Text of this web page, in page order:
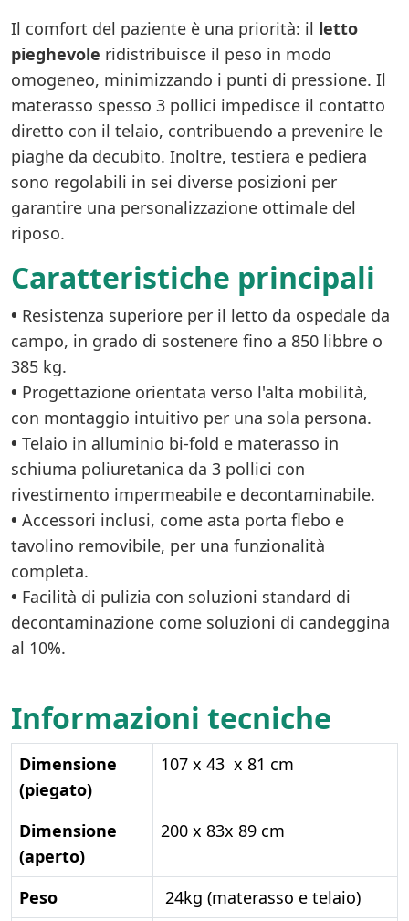
Il comfort del paziente è una priorità: il letto
pieghevole ridistribuisce il peso in modo
omogeneo, minimizzando i punti di pressione. Il
materasso spesso 3 pollici impedisce il contatto
diretto con il telaio, contribuendo a prevenire le
piaghe da decubito. Inoltre, testiera e pediera
sono regolabili in sei diverse posizioni per
garantire una personalizzazione ottimale del
riposo.
Caratteristiche principali
• Resistenza superiore per il letto da ospedale da
campo, in grado di sostenere fino a 850 libbre o
385 kg.
• Progettazione orientata verso l'alta mobilità,
con montaggio intuitivo per una sola persona.
• Telaio in alluminio bi-fold e materasso in
schiuma poliuretanica da 3 pollici con
rivestimento impermeabile e decontaminabile.
• Accessori inclusi, come asta porta flebo e
tavolino removibile, per una funzionalità
completa.
• Facilità di pulizia con soluzioni standard di
decontaminazione come soluzioni di candeggina
al 10%.
Informazioni tecniche
Dimensione
(piegato)
107 x 43 x 81 cm
Dimensione
(aperto)
200 x 83x 89 cm
Peso 24kg (materasso e telaio)